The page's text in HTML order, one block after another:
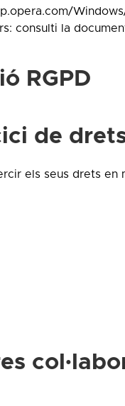
consulti la
RGPD
de
els seus drets